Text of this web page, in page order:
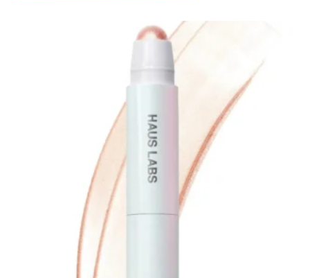
несколько
выбрать
странице
товара.